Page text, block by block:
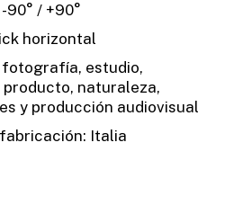
/ +90°
horizontal
fotografía, estudio,
naturaleza,
y producción audiovisual
Italia